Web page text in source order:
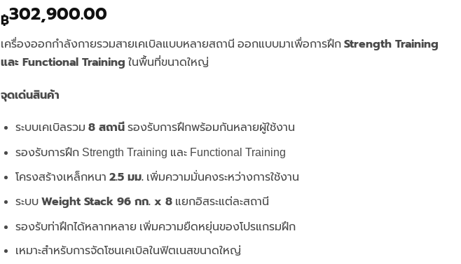
฿302,900.00
เครื่องออกกำลังกายรวมสายเคเบิลแบบหลายสถานี ออกแบบมาเพื่อการฝึก Strength Training
และ Functional Training ในพื้นที่ขนาดใหญ่
จุดเด่นสินค้า
ระบบเคเบิลรวม 8 สถานีรองรับการฝึกพร้อมกันหลายผู้ใช้งาน
รองรับการฝึก Strength Training และ Functional Training
โครงสร้างเหล็กหนา 2.5 มม.เพิ่มความมั่นคงระหว่างการใช้งาน
ระบบ Weight Stack 96 กก. x 8แยกอิสระแต่ละสถานี
รองรับท่าฝึกได้หลากหลาย เพิ่มความยืดหยุ่นของโปรแกรมฝึก
เหมาะสำหรับการจัดโซนเคเบิลในฟิตเนสขนาดใหญ่